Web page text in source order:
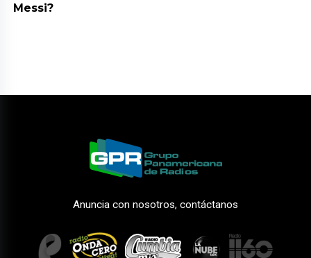
Messi?
Anuncia con nosotros, contáctanos